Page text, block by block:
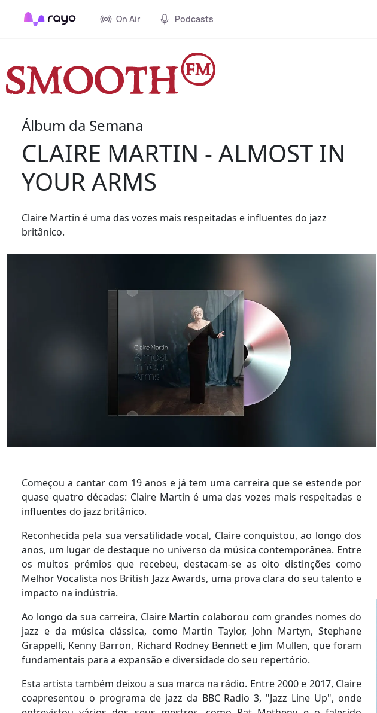
On Air Podcasts
Álbum da Semana
CLAIRE MARTIN - ALMOST IN
YOUR ARMS
Claire Martin é uma das vozes mais respeitadas e influentes do jazz
britânico.
Começou a cantar com 19 anos e já tem uma carreira que se estende por
quase quatro décadas: Claire Martin é uma das vozes mais respeitadas e
influentes do jazz britânico.
Reconhecida pela sua versatilidade vocal, Claire conquistou, ao longo dos
anos, um lugar de destaque no universo da música contemporânea. Entre
os muitos prémios que recebeu, destacam-se as oito distinções como
Melhor Vocalista nos British Jazz Awards, uma prova clara do seu talento e
impacto na indústria.
Ao longo da sua carreira, Claire Martin colaborou com grandes nomes do
jazz e da música clássica, como Martin Taylor, John Martyn, Stephane
Grappelli, Kenny Barron, Richard Rodney Bennett e Jim Mullen, que foram
fundamentais para a expansão e diversidade do seu repertório.
Esta artista também deixou a sua marca na rádio. Entre 2000 e 2017, Claire
coapresentou o programa de jazz da BBC Radio 3, "Jazz Line Up", onde